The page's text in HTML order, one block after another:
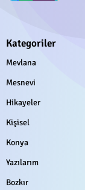
Kategoriler
Mevlana
Mesnevi
Hikayeler
Kişisel
Konya
Yazılarım
Bozkır